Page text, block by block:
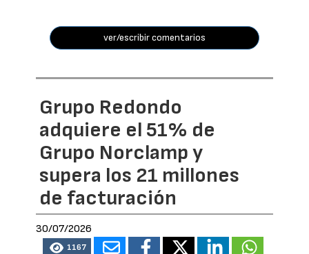
ver/escribir comentarios
Grupo Redondo
adquiere el 51% de
Grupo Norclamp y
supera los 21 millones
de facturación
30/07/2026
1167